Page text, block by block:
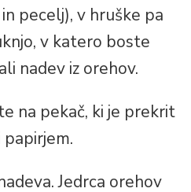
pecelj), v hruške pa
v katero boste
nadev iz orehov.
na pekač, ki je prekrit
papirjem.
Jedrca orehov